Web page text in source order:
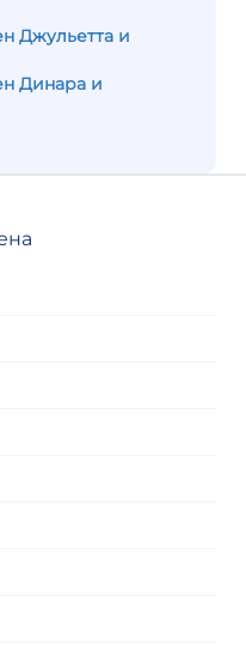
Джульетта и
Динара и